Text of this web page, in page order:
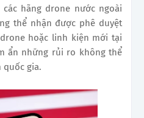
hãng drone nước ngoài
thể nhận được phê duyệt
drone hoặc linh kiện mới tại
ẩn những rủi ro không thể
quốc gia.